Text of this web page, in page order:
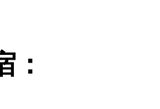
：